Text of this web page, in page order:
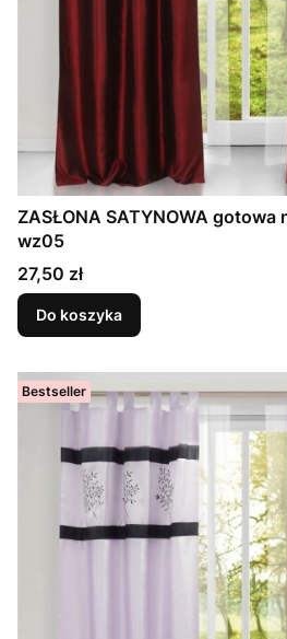
ZASŁONA SATYNOWA
wz05
Cena
27,50 zł
Do koszyka
Bestseller